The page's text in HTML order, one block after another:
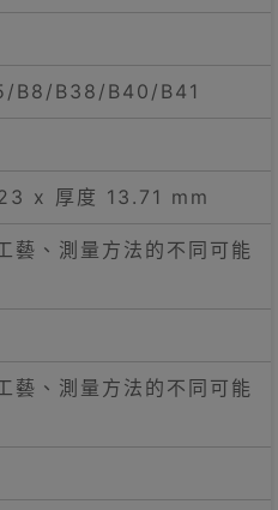
B8/B38/B40/B41
x 厚度 13.71 mm
藝、測量方法的不同可能
藝、測量方法的不同可能